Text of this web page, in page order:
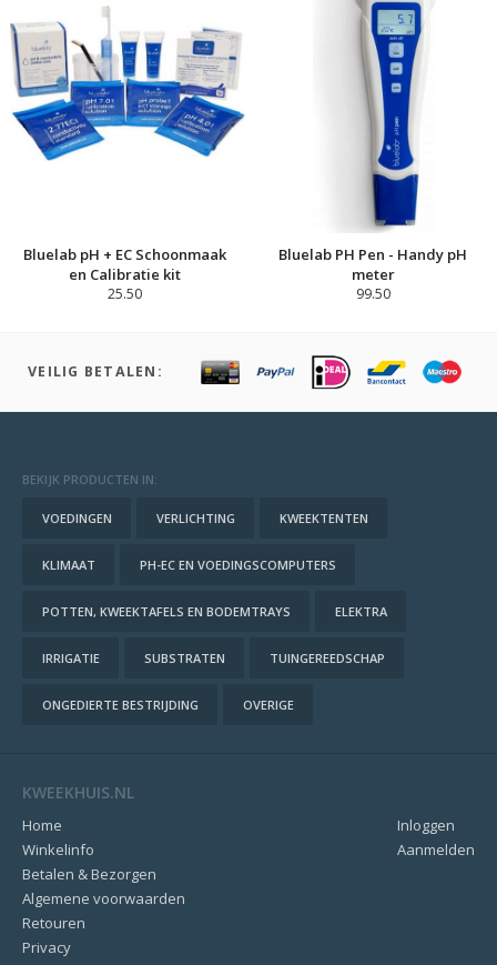
Bluelab pH + EC Schoonmaak
en Calibratie kit
25.50
Bluelab PH Pen - Handy pH
meter
99.50
VEILIG BETALEN:
BEKIJK PRODUCTEN IN:
VOEDINGEN VERLICHTING KWEEKTENTEN
KLIMAAT PH-EC EN VOEDINGSCOMPUTERS
POTTEN, KWEEKTAFELS EN BODEMTRAYS ELEKTRA
IRRIGATIE SUBSTRATEN TUINGEREEDSCHAP
ONGEDIERTE BESTRIJDING OVERIGE
KWEEKHUIS.NL
Inloggen
Aanmelden
Home
Winkelinfo
Betalen & Bezorgen
Algemene voorwaarden
Retouren
Privacy